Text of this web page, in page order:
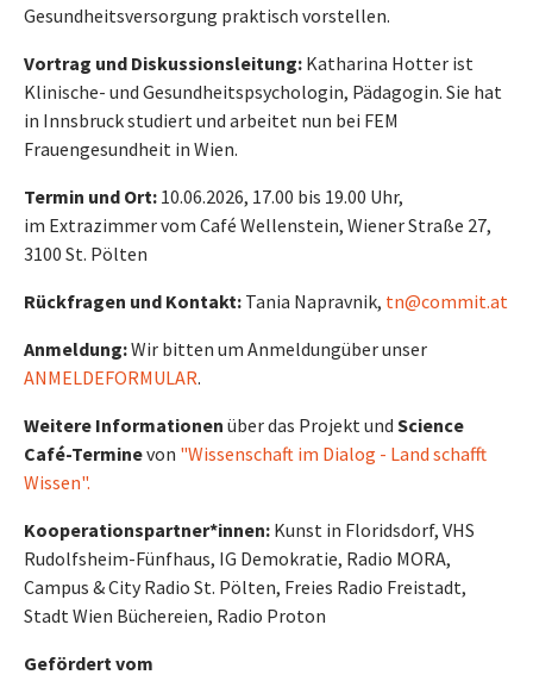
Gesundheitsversorgung praktisch vorstellen.
Vortrag und Diskussionsleitung: Katharina Hotter ist
Klinische- und Gesundheitspsychologin, Pädagogin. Sie hat
in Innsbruck studiert und arbeitet nun bei FEM
Frauengesundheit in Wien.
Termin und Ort: 10.06.2026, 17.00 bis 19.00 Uhr,
im Extrazimmer vom Café Wellenstein, Wiener Straße 27,
3100 St. Pölten
Rückfragen und Kontakt: Tania Napravnik, tn@commit.at
Anmeldung:Wir bitten um Anmeldungüber unser
ANMELDEFORMULAR.
Weitere Informationen über das Projekt und Science
Café-Terminevon "Wissenschaft im Dialog - Land schafft
Wissen".
Kooperationspartner*innen: Kunst in Floridsdorf, VHS
Rudolfsheim-Fünfhaus, IG Demokratie, Radio MORA,
Campus & City Radio St. Pölten, Freies Radio Freistadt,
Stadt Wien Büchereien, Radio Proton
Gefördert vom